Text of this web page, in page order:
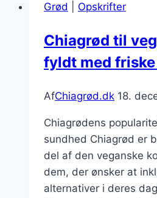
energiboost
Grød Opskrifter
Chiagrød til
fyldt med
AfChiagrød.dk 18.
Chiagrødens
sundhed Chiagrød er
del af den veganske
dem, der ønsker at
alternativer i deres